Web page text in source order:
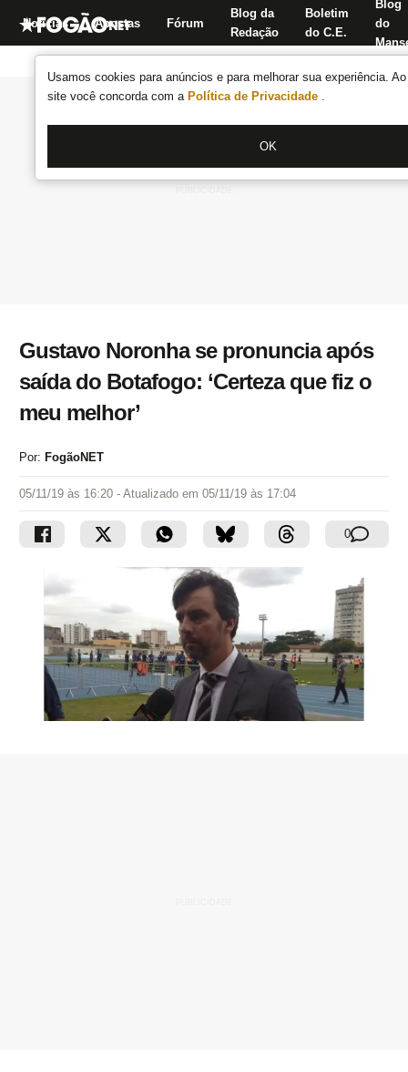
Usamos cookies para anúncios e para melhorar sua experiência.
site você concorda com a Política de Privacidade .
OK
Notícias Apostas Fórum
Blog da
Redação
Boletim
do C.E.
Blog
do
Gustavo Noronha se pronuncia após
saída do Botafogo: ‘Certeza que fiz o
meu melhor’
Por: FogãoNET
05/11/19 às 16:20 - Atualizado em 05/11/19 às 17:04
0